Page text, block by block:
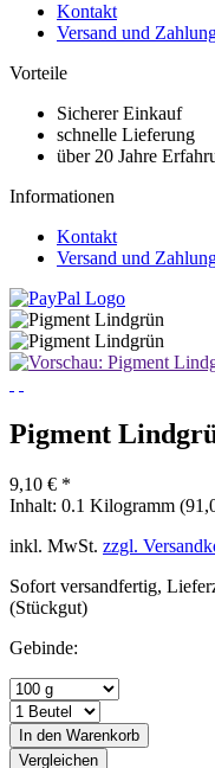
Kontakt
Versand und
Vorteile
Sicherer Einkauf
schnelle Lieferung
über 20 Jahre
Informationen
Kontakt
Versand und
Pigment
9,10 € *
Inhalt: 0.1 Kilogramm
inkl. MwSt. zzgl.
Sofort versandfertig,
(Stückgut)
Gebinde:
In den Warenkorb
Vergleichen